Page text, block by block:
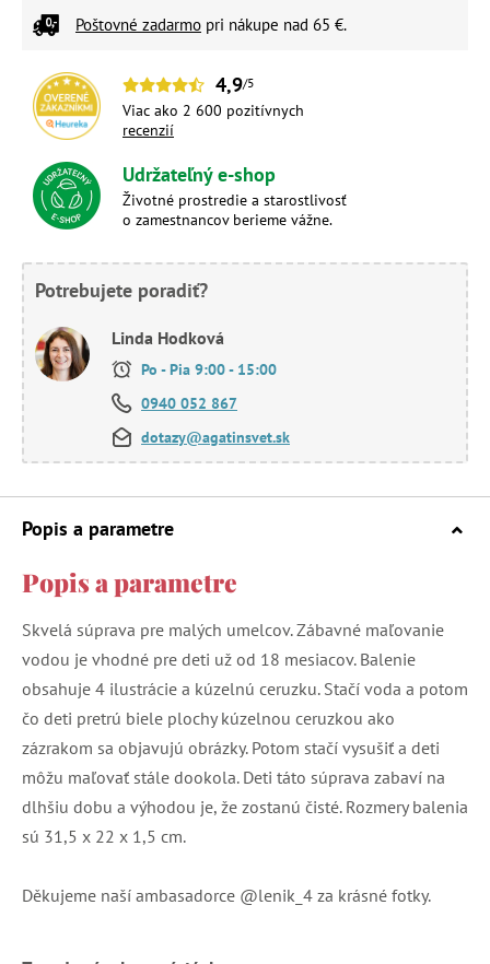
Poštovné zadarmo pri nákupe nad 65 €.
4,9/5
Viac ako 2 600 pozitívnych
recenzií
Udržateľný e-shop
Životné prostredie a starostlivosť
o zamestnancov berieme vážne.
Potrebujete poradiť?
Linda Hodková
Po - Pia 9:00 - 15:00
0940 052 867
dotazy@agatinsvet.sk
Popis a parametre
Popis a parametre
Skvelá súprava pre malých umelcov. Zábavné maľovanie
vodou je vhodné pre deti už od 18 mesiacov. Balenie
obsahuje 4 ilustrácie a kúzelnú ceruzku. Stačí voda a potom
čo deti pretrú biele plochy kúzelnou ceruzkou ako
zázrakom sa objavujú obrázky. Potom stačí vysušiť a deti
môžu maľovať stále dookola. Deti táto súprava zabaví na
dlhšiu dobu a výhodou je, že zostanú čisté. Rozmery balenia
sú 31,5 x 22 x 1,5 cm.
Děkujeme naší ambasadorce @lenik_4 za krásné fotky.